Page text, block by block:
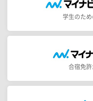
学生のた
合宿免